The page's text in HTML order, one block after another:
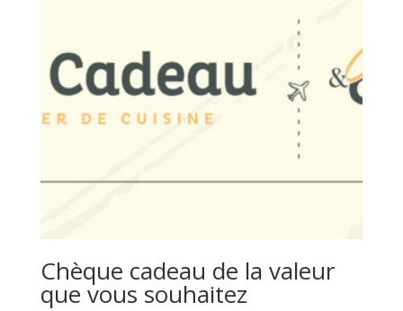
Chèque cadeau de la valeur
que vous souhaitez